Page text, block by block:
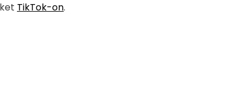
TikTok-on.